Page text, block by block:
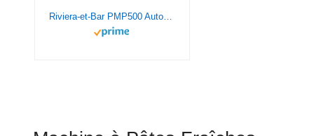
Riviera-et-Bar PMP500 Automatique Machine à Pâtes en Métal